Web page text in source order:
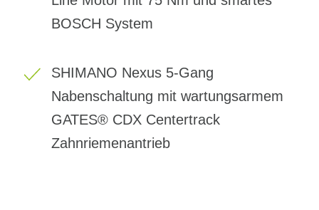
BOSCH System
SHIMANO Nexus 5-Gang
Nabenschaltung mit wartungsarmem
GATES® CDX Centertrack
Zahnriemenantrieb